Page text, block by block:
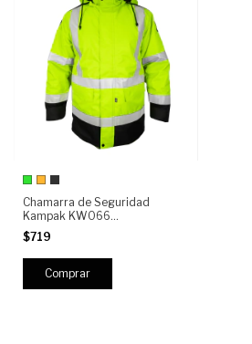
Chamarra de Seguridad
Kampak KW066
reflejante/impermeable
$719
Comprar